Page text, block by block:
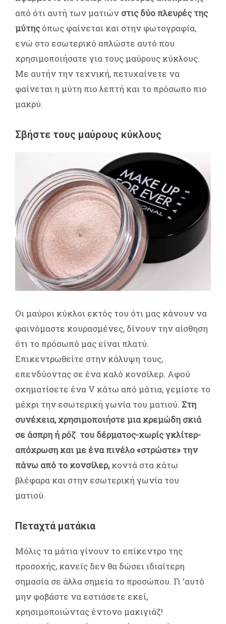
από ότι αυτή των ματιών στις δύο πλευρές της
μύτηςόπως φαίνεται και στην φωτογραφία,
ενώ στο εσωτερικό απλώστε αυτό που
χρησιμοποιήσατε για τους μαύρους κύκλους.
Με αυτήν την τεχνική, πετυχαίνετε να
φαίνεται η μύτη πιο λεπτή και το πρόσωπο πιο
μακρύ.
Σβήστε τους μαύρους κύκλους
Οι μαύροι κύκλοι εκτός του ότι μας κάνουν να
φαινόμαστε κουρασμένες, δίνουν την αίσθηση
ότι το πρόσωπό μας είναι πλατύ.
Επικεντρωθείτε στην κάλυψη τους,
επενδύοντας σε ένα καλό κονσίλερ. Αφού
σχηματίσετε ένα V κάτω από μάτια, γεμίστε το
μέχρι την εσωτερική γωνία του ματιού. Στη
συνέχεια, χρησιμοποιήστε μια κρεμώδη σκιά
σε άσπρη ή ρόζ του δέρματος-χωρίς γκλίτερ-
απόχρωση και με ένα πινέλο «στρώστε» την
πάνω από το κονσίλερ,κοντά στα κάτω
βλέφαρα και στην εσωτερική γωνία του
ματιού.
Πεταχτά ματάκια
Μόλις τα μάτια γίνουν το επίκεντρο της
προσοχής, κανείς δεν θα δώσει ιδιαίτερη
σημασία σε άλλα σημεία το προσώπου. Γι ‘αυτό
μην φοβάστε να εστιάσετε εκεί,
χρησιμοποιώντας έντονο μακιγιάζ!